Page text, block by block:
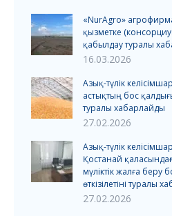
«NurAgro»
қызметке
қабылдау туралы
16.03.2026
Азық-түлік
астықтың бос
туралы хабарлайды
27.02.2026
Азық-түлік
Қостанай
мүліктік жалға
өткізілетіні туралы
27.02.2026